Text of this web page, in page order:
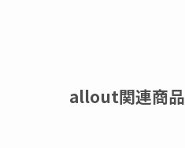
allout関連商品